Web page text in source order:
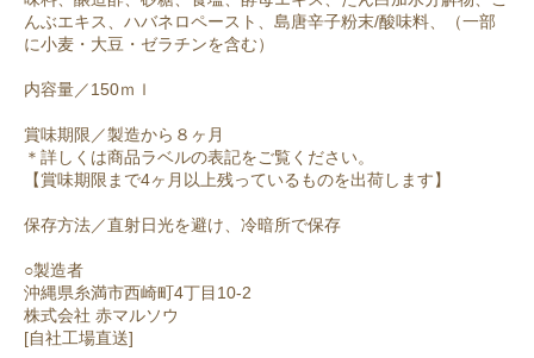
んぶエキス、ハバネロペースト、島唐辛子粉末/酸味料、（一部
に小麦・大豆・ゼラチンを含む）
内容量／150ｍｌ
賞味期限／製造から８ヶ月
＊詳しくは商品ラベルの表記をご覧ください。
【賞味期限まで4ヶ月以上残っているものを出荷します】
保存方法／直射日光を避け、冷暗所で保存
○製造者
沖縄県糸満市西崎町4丁目10-2
株式会社 赤マルソウ
[自社工場直送]